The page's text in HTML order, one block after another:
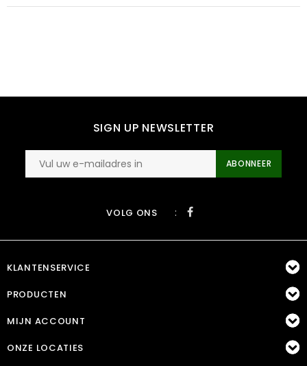
SIGN UP NEWSLETTER
ABONNEER
VOLG ONS :
KLANTENSERVICE
PRODUCTEN
MIJN ACCOUNT
ONZE LOCATIES